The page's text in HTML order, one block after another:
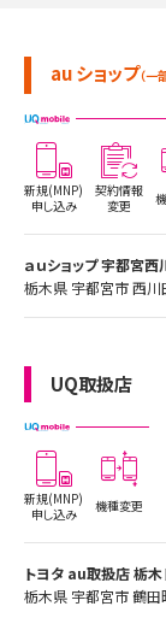
au ショップ（一
新規(MNP)
申し込み
契約情報
変更
ａｕショップ 宇都宮西
栃木県 宇都宮市 西川
UQ取扱店
新規(MNP)
申し込み
機種変更
トヨタ au取扱店 栃
栃木県 宇都宮市 鶴田